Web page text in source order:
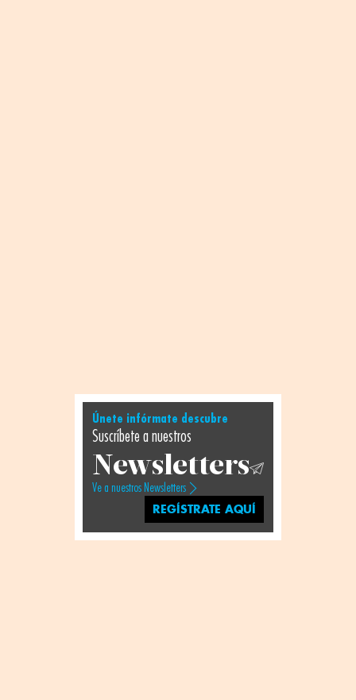
Únete infórmate descubre
Suscríbete a nuestros
Newsletters
Ve a nuestros Newsletters
REGÍSTRATE AQUÍ